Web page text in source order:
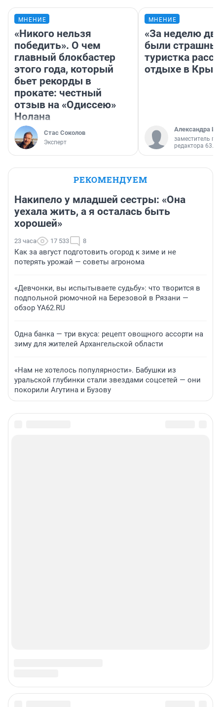
МНЕНИЕ
«Никого нельзя
победить». О чем
главный блокбастер
этого года, который
бьет рекорды в
прокате: честный
отзыв на «Одиссею»
Нолана
Стас Соколов
Эксперт
МНЕНИЕ
«За неделю
были
туристка
отдыхе в
Александра
заместитель
редактора 63.RU
РЕКОМЕНДУЕМ
Накипело у младшей сестры: «Она
уехала жить, а я осталась быть
хорошей»
23 часа 17 533 8
Как за август подготовить огород к зиме и не
потерять урожай — советы агронома
«Девчонки, вы испытываете судьбу»: что творится в
подпольной рюмочной на Березовой в Рязани —
обзор YA62.RU
Одна банка — три вкуса: рецепт овощного ассорти на
зиму для жителей Архангельской области
«Нам не хотелось популярности». Бабушки из
уральской глубинки стали звездами соцсетей — они
покорили Агутина и Бузову